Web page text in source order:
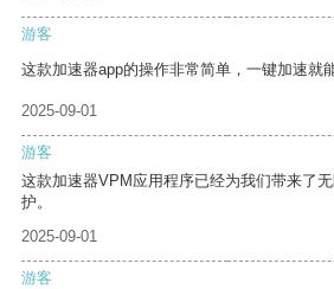
游客
这款加速器app的操作非常简单，一键加速就
2025-09-01
游客
这款加速器VPM应用程序已经为我们带来了
护。
2025-09-01
游客